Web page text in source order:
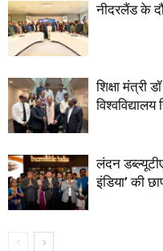
नीदरलैंड के
शिक्षा मंत्री
लंदन
इंडिया’ की